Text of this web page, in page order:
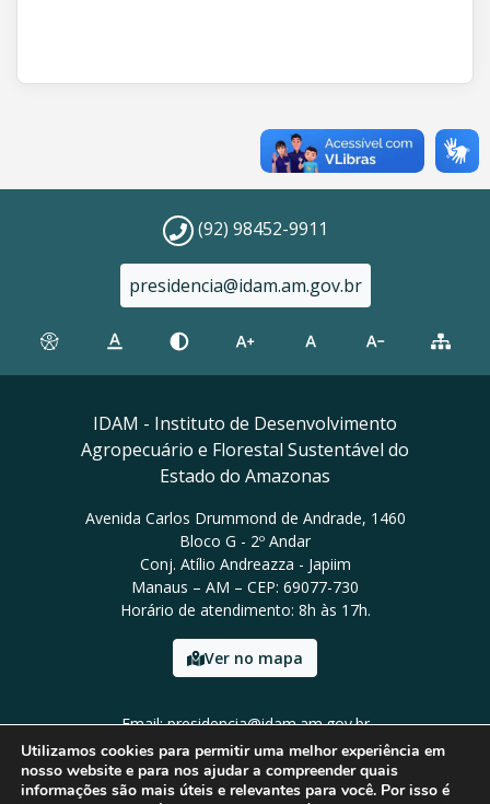
(92) 98452-9911
presidencia@idam.am.gov.br
IDAM - Instituto de Desenvolvimento
Agropecuário e Florestal Sustentável do
Estado do Amazonas
Avenida Carlos Drummond de Andrade, 1460
Bloco G - 2º Andar
Conj. Atílio Andreazza - Japiim
Manaus – AM – CEP: 69077-730
Horário de atendimento: 8h às 17h.
Ver no mapa
Email: presidencia@idam.am.gov.br
Tel: (92) 98452-9911
Utilizamos cookies para permitir uma melhor experiência em
nosso website e para nos ajudar a compreender quais
informações são mais úteis e relevantes para você. Por isso é